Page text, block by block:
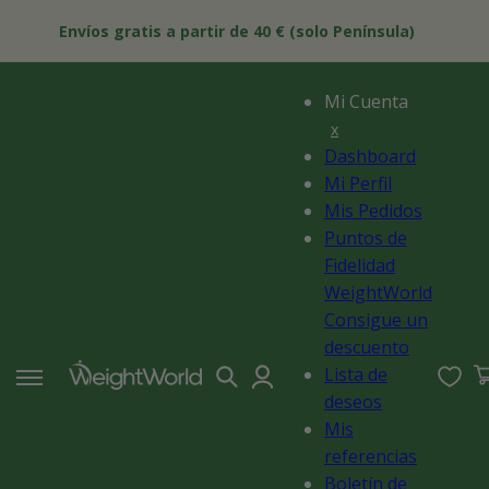
directamente
al contenido
Envíos gratis a partir de 40 € (solo Península)
Iniciar
sesión
Mi Cuenta
x
Dashboard
Mi Perfil
Mis Pedidos
Puntos de
Fidelidad
WeightWorld
Consigue un
descuento
Lista de
deseos
Mis
referencias
Boletín de